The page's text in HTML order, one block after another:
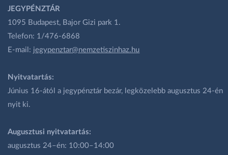
JEGYPÉNZTÁR
1095 Budapest, Bajor Gizi park 1.
Telefon: 1/476-6868
E-mail: jegypenztar@nemzetiszinhaz.hu
Nyitvatartás:
Június 16-ától a jegypénztár bezár, legközelebb augusztus 24-én
nyit ki.
Augusztusi nyitvatartás:
augusztus 24–én: 10:00–14:00